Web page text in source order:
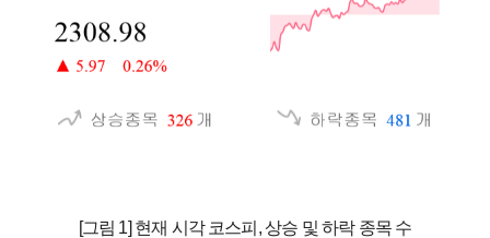
[그림 1] 현재 시각 코스피, 상승 및 하락 종목 수